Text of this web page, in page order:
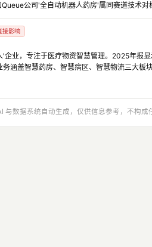
公司'全自动机器人药房'属同赛道技术对
接影响
'企业，专注于医疗物资智慧管理。2025年报
涵盖智慧药房、智慧病区、智慧物流三大
与数据系统自动生成，仅供信息参考，不构成